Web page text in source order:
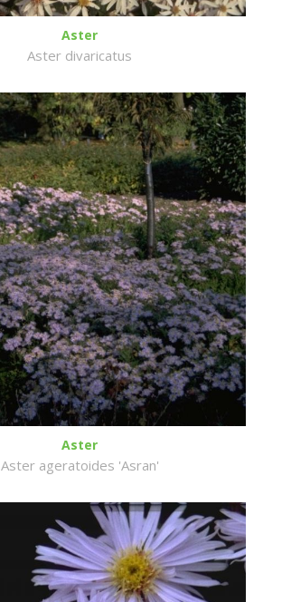
Aster
Aster divaricatus
Aster
Aster ageratoides 'Asran'